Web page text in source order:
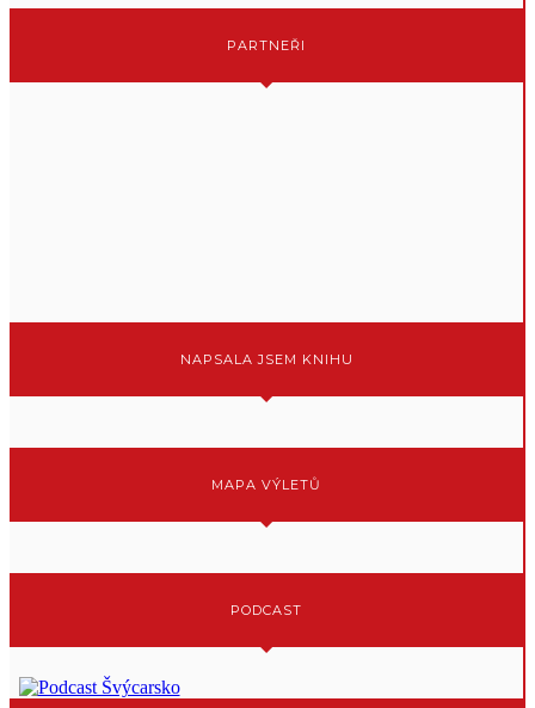
PARTNEŘI
NAPSALA JSEM KNIHU
MAPA VÝLETŮ
PODCAST